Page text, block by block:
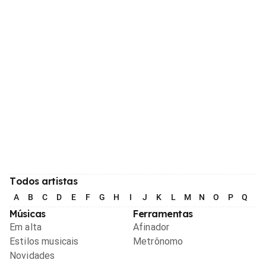
Todos artistas
A B C D E F G H I J K L M N O P Q
Músicas
Em alta
Estilos musicais
Novidades
Ferramentas
Afinador
Metrônomo